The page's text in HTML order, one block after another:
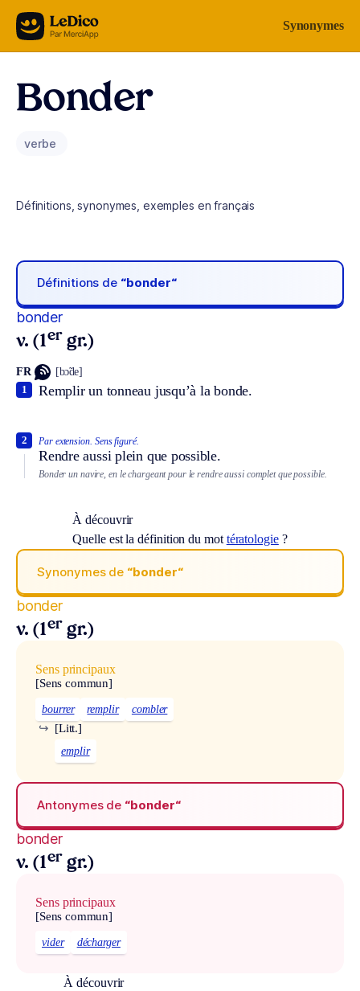
Aller au contenu Synonymes
Bonder
verbe
Définitions, synonymes, exemples en français
Définitions de “bonder“
bonder
v. (1er gr.)
FR [bɔ̃de]
Remplir un tonneau jusqu’à la bonde.
1
Par extension. Sens figuré.
Rendre aussi plein que possible.
2
Bonder un navire, en le chargeant pour le rendre aussi complet que possible.
À découvrir
Quelle est la définition du mottératologie?
Synonymes de “bonder“
bonder
v. (1er gr.)
Sens principaux
[Sens commun]
bourrer remplir combler
[Litt.]
↪
emplir
Antonymes de “bonder“
bonder
v. (1er gr.)
Sens principaux
[Sens commun]
vider décharger
À découvrir